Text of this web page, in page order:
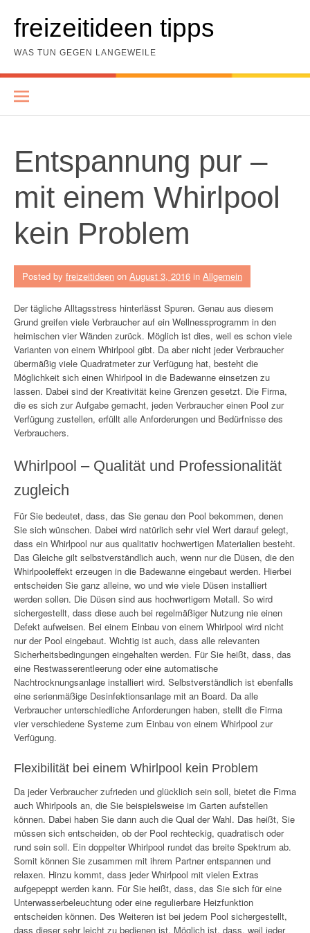
contentfreizeitideen tipps
WAS TUN GEGEN LANGEWEILE
Entspannung pur –
mit einem Whirlpool
kein Problem
Posted by freizeitideen on August 3, 2016 in Allgemein
Der tägliche Alltagsstress hinterlässt Spuren. Genau aus diesem
Grund greifen viele Verbraucher auf ein Wellnessprogramm in den
heimischen vier Wänden zurück. Möglich ist dies, weil es schon viele
Varianten von einem Whirlpool gibt. Da aber nicht jeder Verbraucher
übermäßig viele Quadratmeter zur Verfügung hat, besteht die
Möglichkeit sich einen Whirlpool in die Badewanne einsetzen zu
lassen. Dabei sind der Kreativität keine Grenzen gesetzt. Die Firma,
die es sich zur Aufgabe gemacht, jeden Verbraucher einen Pool zur
Verfügung zustellen, erfüllt alle Anforderungen und Bedürfnisse des
Verbrauchers.
Whirlpool – Qualität und Professionalität
zugleich
Für Sie bedeutet, dass, das Sie genau den Pool bekommen, denen
Sie sich wünschen. Dabei wird natürlich sehr viel Wert darauf gelegt,
dass ein Whirlpool nur aus qualitativ hochwertigen Materialien besteht.
Das Gleiche gilt selbstverständlich auch, wenn nur die Düsen, die den
Whirlpooleffekt erzeugen in die Badewanne eingebaut werden. Hierbei
entscheiden Sie ganz alleine, wo und wie viele Düsen installiert
werden sollen. Die Düsen sind aus hochwertigem Metall. So wird
sichergestellt, dass diese auch bei regelmäßiger Nutzung nie einen
Defekt aufweisen. Bei einem Einbau von einem Whirlpool wird nicht
nur der Pool eingebaut. Wichtig ist auch, dass alle relevanten
Sicherheitsbedingungen eingehalten werden. Für Sie heißt, dass, das
eine Restwasserentleerung oder eine automatische
Nachtrocknungsanlage installiert wird. Selbstverständlich ist ebenfalls
eine serienmäßige Desinfektionsanlage mit an Board. Da alle
Verbraucher unterschiedliche Anforderungen haben, stellt die Firma
vier verschiedene Systeme zum Einbau von einem Whirlpool zur
Verfügung.
Flexibilität bei einem Whirlpool kein Problem
Da jeder Verbraucher zufrieden und glücklich sein soll, bietet die Firma
auch Whirlpools an, die Sie beispielsweise im Garten aufstellen
können. Dabei haben Sie dann auch die Qual der Wahl. Das heißt, Sie
müssen sich entscheiden, ob der Pool rechteckig, quadratisch oder
rund sein soll. Ein doppelter Whirlpool rundet das breite Spektrum ab.
Somit können Sie zusammen mit ihrem Partner entspannen und
relaxen. Hinzu kommt, dass jeder Whirlpool mit vielen Extras
aufgepeppt werden kann. Für Sie heißt, dass, das Sie sich für eine
Unterwasserbeleuchtung oder eine regulierbare Heizfunktion
entscheiden können. Des Weiteren ist bei jedem Pool sichergestellt,
dass dieser sehr leicht zu bedienen ist. Möglich ist, dass, weil jeder